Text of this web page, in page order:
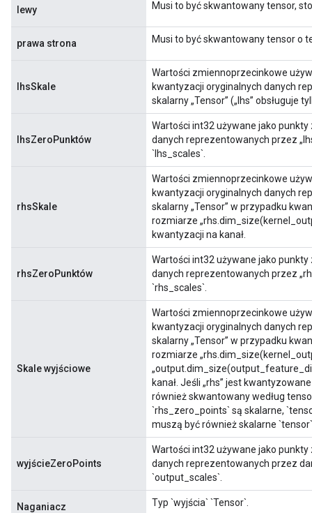
lewy Musi to być skwantowany tensor,
prawa strona Musi to być skwantowany tensor o
lhsSkale
Wartości zmiennoprzecinkowe
kwantyzacji oryginalnych danych
skalarny „Tensor” („lhs” obsługuje
lhsZeroPunktów
Wartości int32 używane jako
danych reprezentowanych przez
`lhs_scales`.
rhsSkale
Wartości zmiennoprzecinkowe
kwantyzacji oryginalnych danych
skalarny „Tensor” w przypadku
rozmiarze
kwantyzacji na kanał.
rhsZeroPunktów
Wartości int32 używane jako
danych reprezentowanych przez
`rhs_scales`.
Skale wyjściowe
Wartości zmiennoprzecinkowe
kwantyzacji oryginalnych danych
skalarny „Tensor” w przypadku
rozmiarze
kanał. Jeśli „rhs” jest
również skwantowany według
`rhs_zero_points` są skalarne,
muszą być również skalarne
wyjścieZeroPoints
Wartości int32 używane jako
danych reprezentowanych przez
`output_scales`.
Naganiacz Typ `wyjścia` `Tensor`.